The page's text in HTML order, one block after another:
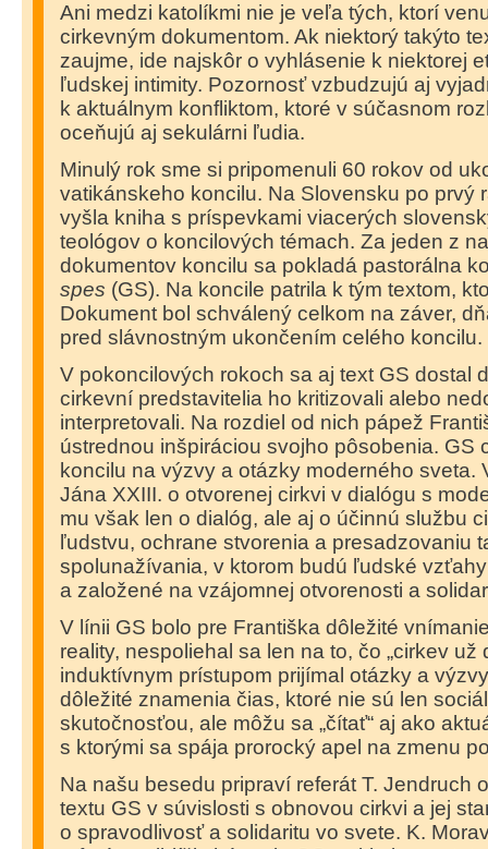
Ani medzi katolíkmi nie je veľa tých, ktorí
cirkevným dokumentom. Ak niektorý takýto
zaujme, ide najskôr o vyhlásenie k niektorej
ľudskej intimity. Pozornosť vzbudzujú aj
k aktuálnym konfliktom, ktoré v súčasnom
oceňujú aj sekulárni ľudia.
Minulý rok sme si pripomenuli 60 rokov od
vatikánskeho koncilu. Na Slovensku po prvý
vyšla kniha s príspevkami viacerých
teológov o koncilových témach. Za jeden z
dokumentov koncilu sa pokladá pastorálna
spes (GS). Na koncile patrila k tým textom,
Dokument bol schválený celkom na záver,
pred slávnostným ukončením celého koncilu.
V pokoncilových rokoch sa aj text GS dostal
cirkevní predstavitelia ho kritizovali alebo
interpretovali. Na rozdiel od nich pápež
ústrednou inšpiráciou svojho pôsobenia. GS
koncilu na výzvy a otázky moderného sveta.
Jána XXIII. o otvorenej cirkvi v dialógu s
mu však len o dialóg, ale aj o účinnú službu
ľudstvu, ochrane stvorenia a presadzovaniu
spolunažívania, v ktorom budú ľudské
a založené na vzájomnej otvorenosti a
V línii GS bolo pre Františka dôležité
reality, nespoliehal sa len na to, čo „cirkev už
induktívnym prístupom prijímal otázky a
dôležité znamenia čias, ktoré nie sú len
skutočnosťou, ale môžu sa „čítať“ aj ako
s ktorými sa spája prorocký apel na zmenu
Na našu besedu pripraví referát T. Jendruch
textu GS v súvislosti s obnovou cirkvi a jej
o spravodlivosť a solidaritu vo svete. K.